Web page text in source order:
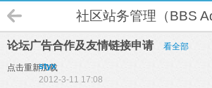
社区站务管理（BBS
论坛广告合作及友情链接申请 看全部
点击重新加载
styx
2012-3-11 17:08